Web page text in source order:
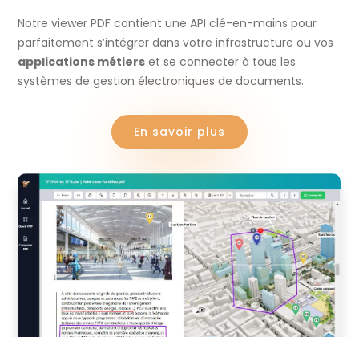
Notre viewer PDF contient une API clé-en-mains pour
parfaitement s’intégrer dans votre infrastructure ou vos
applications métiers et se connecter à tous les
systèmes de gestion électroniques de documents.
En savoir plus